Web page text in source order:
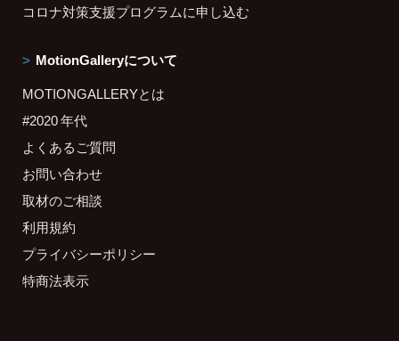
コロナ対策支援プログラムに申し込む
MotionGalleryについて
MOTIONGALLERYとは
#2020 年代
よくあるご質問
お問い合わせ
取材のご相談
利用規約
プライバシーポリシー
特商法表示